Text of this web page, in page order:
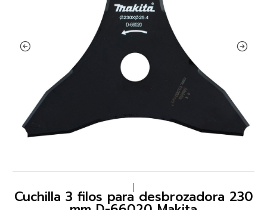
Cuchilla 3 filos para desbrozadora 230